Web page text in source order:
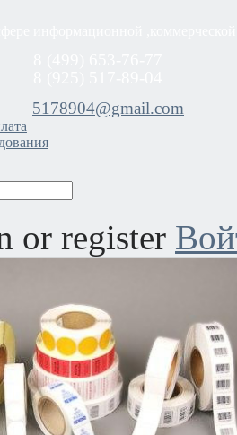
5178904@gmail.com
or register